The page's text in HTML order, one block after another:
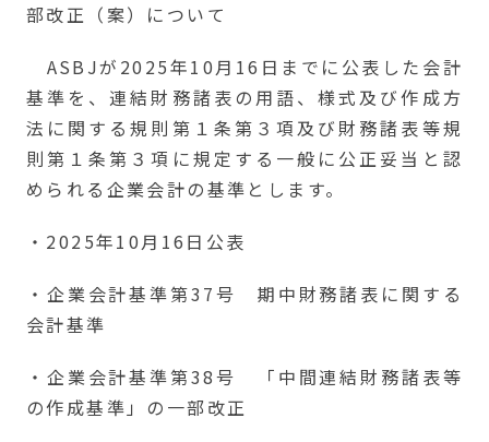
部改正（案）について
ASBJが2025年10月16日までに公表した会計
基準を、連結財務諸表の用語、様式及び作成方
法に関する規則第１条第３項及び財務諸表等規
則第１条第３項に規定する一般に公正妥当と認
められる企業会計の基準とします。
・2025年10月16日公表
・企業会計基準第37号 期中財務諸表に関する
会計基準
・企業会計基準第38号 「中間連結財務諸表等
の作成基準」の一部改正